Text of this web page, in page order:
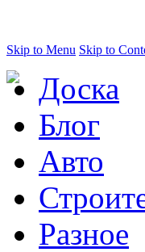
Skip to Menu Skip to
Доска
Блог
Авто
Разное